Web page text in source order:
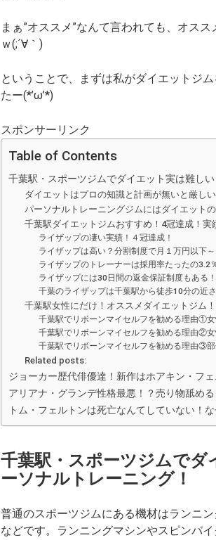
まぁ”オススメ”なんて言われても、 オスス
ｗ(;´∀｀)
ということで、まずは私がダイエットジ
たー(*’ω’*)
スポンサーリンク
Table of Contents
千葉駅・スポーツジムでダイエット実は難し
ダイエットはプロの知識と計画が無いと厳し
パーソナルトレーニングジムにはダイエット
千葉駅ダイエットジムおすすめ！4冠達成！実
ライザップの凄い実績！４冠達成！
ライザップは高い？分割制度で月１万円以下～
ライザップのトレーナーは採用率たったの3.2
ライザップには30日間の返金保証制度もある！
千葉のライザップは千葉駅から徒歩10分の近さ
千葉駅女性にだけ！オススメダイエットジム
千葉駅でリボーンマイセルフを勧める理由①
千葉駅でリボーンマイセルフを勧める理由②
千葉駅でリボーンマイセルフを勧める理由③部
Related posts:
ジョーカー歴代俳優達！新作はホアキン・フ
アリアナ・グランデ性格最悪！？売り物舐め
トム・フェルトンは死亡なんてしていない！
千葉駅・スポーツジムで
ーソナルトレーニング！
普通のスポーツジムにある機材はランニ
などです。ランニングマシンやスピンバ